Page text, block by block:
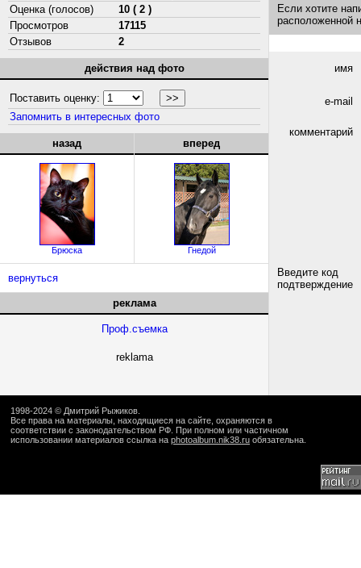
Оценка (голосов)
10 ( 2 )
Просмотров
17115
Отзывов
2
действия над фото
Поставить оценку:
Запомнить в интересных фото
назад
Брюска
вперед
Гнедой
вернуться
реклама
Проф.съемка
reklama
Если хотите
расположенной
имя
e-mail
комментарий
Введите код
подтверждение
1998-2024 © Дмитрий Рыжиков
Все права на материалы, находящиеся на сайте, охраняются в
соответствии с законодательством РФ. При полном или частичном
использовании материалов ссылка на photoalbum.nik38.ru обязательна.